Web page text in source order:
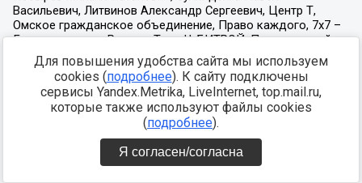
Для повышения удобства сайта мы используем
cookies (подробнее). К сайту подключены
сервисы Yandex.Metrika, LiveInternet, top.mail.ru,
которые также используют файлы cookies
(подробнее).
Я согласен/согласна